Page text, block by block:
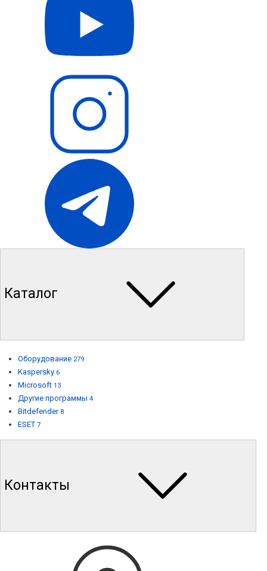
Каталог
Оборудование 279
Kaspersky 6
Microsoft 13
Другие программы 4
Bitdefender 8
ESET 7
Контакты